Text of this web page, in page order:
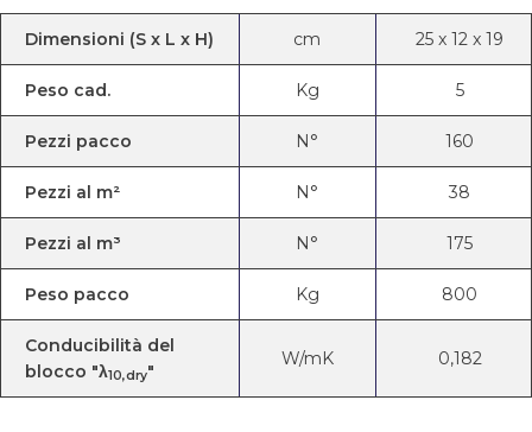
Dimensioni (S x L x H) cm 25 x 12 x 19
Peso cad. Kg 5
Pezzi pacco N° 160
Pezzi al m² N° 38
Pezzi al m³ N° 175
Peso pacco Kg 800
Conducibilità del
blocco "λ10,dry"
W/mK 0,182